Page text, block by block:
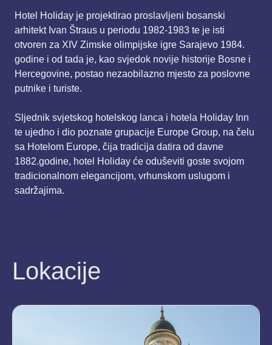
Hotel Holiday je projektirao proslavljeni bosanski
arhitekt Ivan Štraus u periodu 1982-1983 te je isti
otvoren za XIV Zimske olimpijske igre Sarajevo 1984.
godine i od tada je, kao svjedok novije historije Bosne i
Hercegovine, postao nezaobilazno mjesto za poslovne
putnike i turiste.
Sljednik svjetskog hotelskog lanca i hotela Holiday Inn
te ujedno i dio poznate grupacije Europe Group, na čelu
sa Hotelom Europe, čija tradicija datira od davne
1882.godine, hotel Holiday će oduševiti goste svojom
tradicionalnom elegancijom, vrhunskom uslugom i
sadržajima.
Lokacije